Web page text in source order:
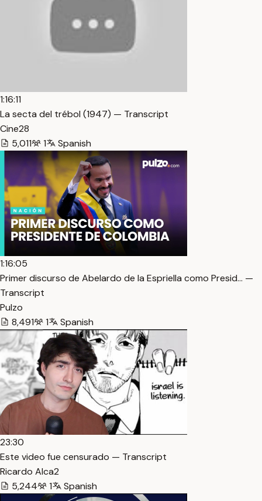
1:16:11
La secta del trébol (1947) — Transcript
Cine28
5,011
1 Spanish
1:16:05
Primer discurso de Abelardo de la Espriella como Presid… —
Transcript
Pulzo
8,491
1 Spanish
23:30
Este video fue censurado — Transcript
Ricardo Alca2
5,244
1 Spanish